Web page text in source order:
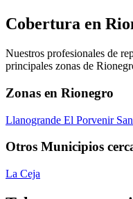
Cobertura en
Nuestros profesionales de
principales zonas de
Zonas en Rionegro
Llanogrande El Porvenir
Otros Municipios
La Ceja